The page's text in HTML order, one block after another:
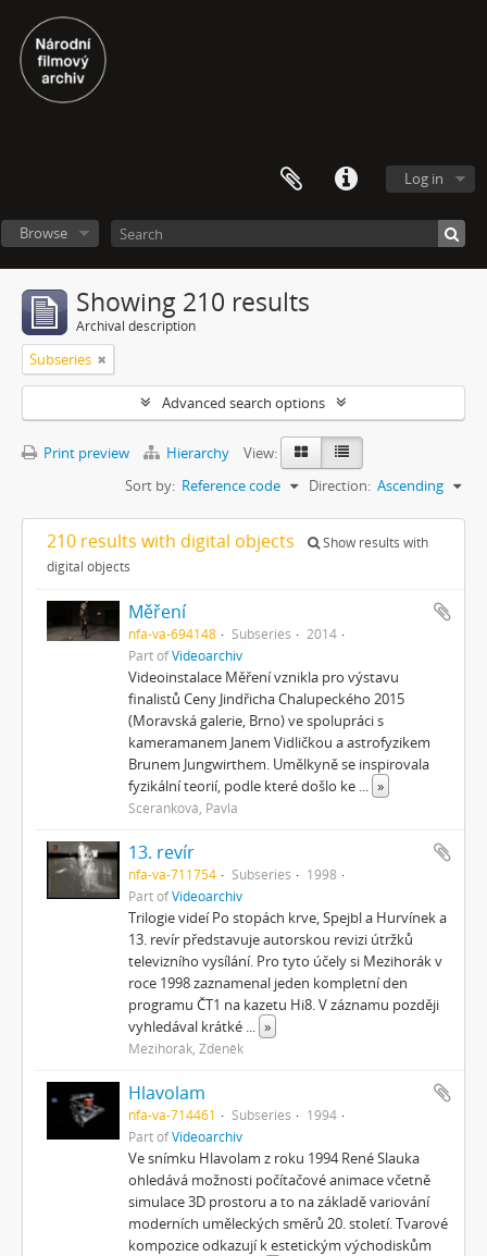
Log in
Browse
Showing 210 results
Archival description
Subseries
Advanced search options
Print preview Hierarchy
View:
Sort by: Reference code Direction: Ascending
210 results with digital objects
Show results with
digital objects
Měření
nfa-va-694148 Subseries
2014
Part ofVideoarchiv
Videoinstalace Měření vznikla pro výstavu
finalistů Ceny Jindřicha Chalupeckého 2015
(Moravská galerie, Brno) ve spolupráci s
kameramanem Janem Vidličkou a astrofyzikem
Brunem Jungwirthem. Umělkyně se inspirovala
fyzikální teorií, podle které došlo ke ... »
Sceranková, Pavla
13. revír
nfa-va-711754 Subseries
1998
Part ofVideoarchiv
Trilogie videí Po stopách krve, Spejbl a Hurvínek a
13. revír představuje autorskou revizi útržků
televizního vysílání. Pro tyto účely si Mezihorák v
roce 1998 zaznamenal jeden kompletní den
programu ČT1 na kazetu Hi8. V záznamu později
vyhledával krátké ... »
Mezihorák, Zdeněk
Hlavolam
nfa-va-714461 Subseries
1994
Part ofVideoarchiv
Ve snímku Hlavolam z roku 1994 René Slauka
ohledává možnosti počítačové animace včetně
simulace 3D prostoru a to na základě variování
moderních uměleckých směrů 20. století. Tvarové
kompozice odkazují k estetickým východiskům